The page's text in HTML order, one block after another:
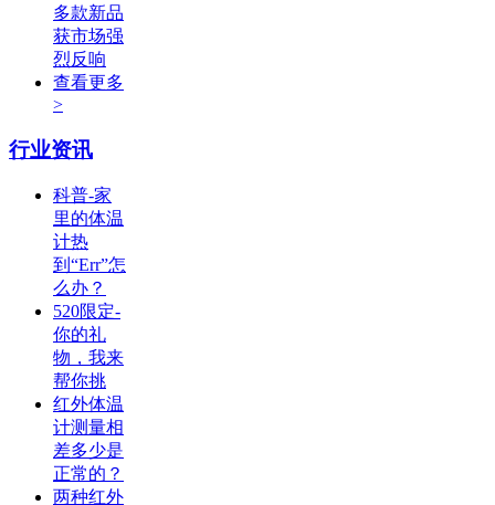
多款新品
获市场强
烈反响
查看更多
>
行业资讯
科普-家
里的体温
计热
到“Err”怎
么办？
520限定-
你的礼
物，我来
帮你挑
红外体温
计测量相
差多少是
正常的？
两种红外